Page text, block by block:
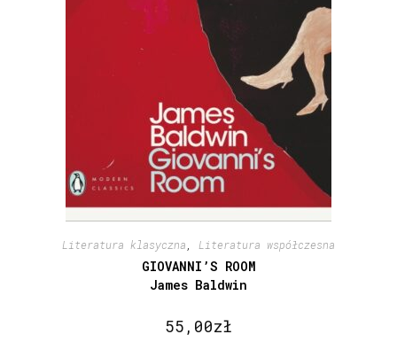
Literatura klasyczna Literatura współczesna
GIOVANNI’S ROOM
James Baldwin
55,00zł